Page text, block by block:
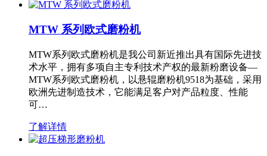
MTW 系列欧式磨粉机
MTW系列欧式磨粉机是我公司新近推出具有国际先进技
术水平，拥有多项自主专利技术产权的最新粉磨设备—
MTW系列欧式磨粉机，以悬辊磨粉机9518为基础，采用
欧洲先进制造技术，它能满足客户对产品粒度、性能
可…
了解详情